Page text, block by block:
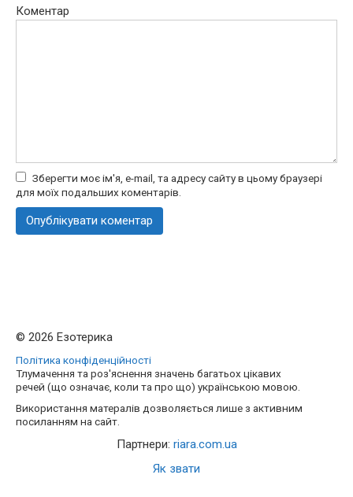
Коментар
Зберегти моє ім'я, e-mail, та адресу сайту в цьому браузері
для моїх подальших коментарів.
© 2026 Езотерика
Політика конфіденційності
Тлумачення та роз'яснення значень багатьох цікавих
речей (що означає, коли та про що) українською мовою.
Використання матералів дозволяється лише з активним
посиланням на сайт.
Партнери: riara.com.ua
Як звати